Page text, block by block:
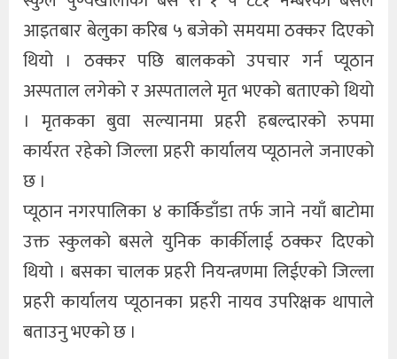
आइतबार बेलुका करिब ५ बजेको समयमा ठक्कर दिएको
थियो । ठक्कर पछि बालकको उपचार गर्न प्यूठान
अस्पताल लगेको र अस्पतालले मृत भएको बताएको थियो
। मृतकका बुवा सल्यानमा प्रहरी हबल्दारको रुपमा
कार्यरत रहेको जिल्ला प्रहरी कार्यालय प्यूठानले जनाएको
छ ।
प्यूठान नगरपालिका ४ कार्किडाँडा तर्फ जाने नयाँ बाटोमा
उक्त स्कुलको बसले युनिक कार्कीलाई ठक्कर दिएको
थियो । बसका चालक प्रहरी नियन्त्रणमा लिईएको जिल्ला
प्रहरी कार्यालय प्यूठानका प्रहरी नायव उपरिक्षक थापाले
बताउनु भएको छ ।